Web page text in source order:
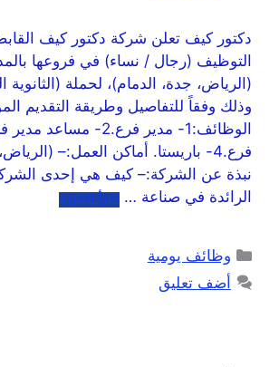
دكتور كيف تعلن شركة دكتور كيف
التوظيف (رجال / نساء) في فروعها
(الرياض، جدة، الدمام)، لحملة (الثانوية
وذلك وفقاً للتفاصيل وطريقة التقديم
فرع.4- باريستا. أماكن العمل:–
نبذة عن الشركة:– كيف هي إحدى
الرائدة في صناعة … اقرأ المزيد
وظائف يومية
أضف تعليق